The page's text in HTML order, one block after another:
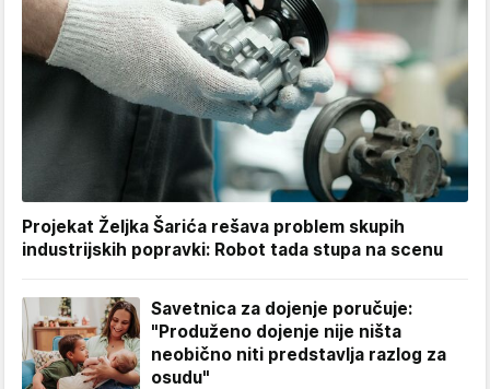
Projekat Željka Šarića rešava problem skupih
industrijskih popravki: Robot tada stupa na scenu
Savetnica za dojenje poručuje:
"Produženo dojenje nije ništa
neobično niti predstavlja razlog za
osudu"